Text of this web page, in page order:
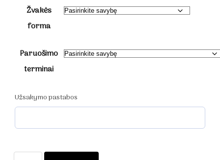
Žvakės
forma
Paruošimo
terminai
Užsakymo pastabos
produkto